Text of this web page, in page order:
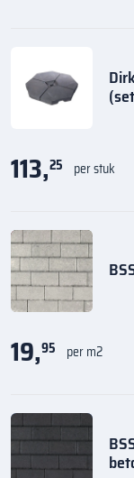
113,25 per stuk
19,95 per m2